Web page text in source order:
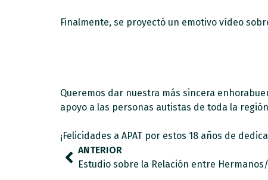
Finalmente, se proyectó un emotivo vídeo
Queremos dar nuestra más sincera
apoyo a las personas autistas de toda la
¡Felicidades a APAT por estos 18 años de
ANTERIOR